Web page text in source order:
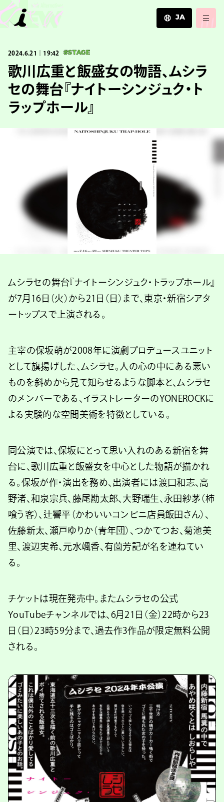
JA
ZH
2024.6.21｜19:42 #STAGE
歌川広重と飯盛⼥の物語、ムシラ
セの舞台『ナイトーシンジュク・ト
ラップホール』
ムシラセの舞台『ナイトーシンジュク・トラップホール』
が7月16日（火）から21日（日）まで、東京・新宿シアタ
ートップスで上演される。
主宰の保坂萌が2008年に演劇プロデュースユニット
として旗揚げした、ムシラセ。人の心の中にある悪い
ものを斜めから見て知らせるような脚本と、ムシラセ
のメンバーである、イラストレーターのYONEROCKに
よる実験的な空間美術を特徴としている。
同公演では、保坂にとって思い入れのある新宿を舞
台に、歌川広重と飯盛⼥を中心とした物語が描かれ
る。保坂が作・演出を務め、出演者には渡⼝和志、⾼
野渚、和泉宗兵、藤尾勘太郎、⼤野瑞⽣、永⽥紗茅（柿
喰う客）、辻響平（かわいいコンビニ店員飯⽥さん）、
佐藤新太、瀬⼾ゆりか（⻘年団）、つかてつお、菊池美
⾥、渡辺実希、元⽔颯⾹、有薗芳記が名を連ねてい
る。
チケットは現在発売中。またムシラセの公式
YouTubeチャンネルでは、6月21日（金）22時から23
日（日）23時59分まで、過去作3作品が限定無料公開
される。